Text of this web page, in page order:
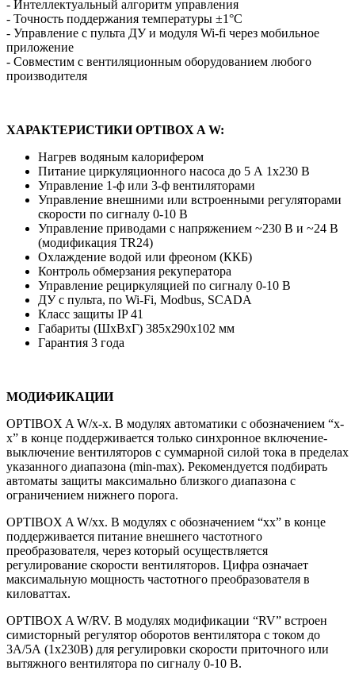
- Интеллектуальный алгоритм управления
- Точность поддержания температуры ±1°С
- Управление с пульта ДУ и модуля Wi-fi через мобильное
приложение
- Совместим с вентиляционным оборудованием любого
производителя
ХАРАКТЕРИСТИКИ OPTIBOX A W:
Нагрев водяным калорифером
Питание циркуляционного насоса до 5 А 1х230 В
Управление 1-ф или 3-ф вентиляторами
Управление внешними или встроенными регуляторами
скорости по сигналу 0-10 В
Управление приводами с напряжением ~230 В и ~24 В
(модификация TR24)
Охлаждение водой или фреоном (ККБ)
Контроль обмерзания рекуператора
Управление рециркуляцией по сигналу 0-10 В
ДУ с пульта, по Wi-Fi, Modbus, SCADA
Класс защиты IP 41
Габариты (ШхВхГ) 385х290х102 мм
Гарантия 3 года
МОДИФИКАЦИИ
OPTIBOX A W/x-x. В модулях автоматики с обозначением “x-
x” в конце поддерживается только синхронное включение-
выключение вентиляторов с суммарной силой тока в пределах
указанного диапазона (min-max). Рекомендуется подбирать
автоматы защиты максимально близкого диапазона с
ограничением нижнего порога.
OPTIBOX A W/xx. В модулях с обозначением “xx” в конце
поддерживается питание внешнего частотного
преобразователя, через который осуществляется
регулирование скорости вентиляторов. Цифра означает
максимальную мощность частотного преобразователя в
киловаттах.
OPTIBOX A W/RV. В модулях модификации “RV” встроен
симисторный регулятор оборотов вентилятора с током до
3А/5А (1х230В) для регулировки скорости приточного или
вытяжного вентилятора по сигналу 0-10 В.